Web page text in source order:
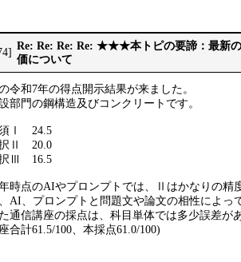
Re: Re: Re: Re: ★★★本トピの要諦：最新
価について
令和7年の得点開示結果が来ました。
部門の鋼構造及びコンクリートです。
Ⅰ 24.5
Ⅱ 20.0
Ⅲ 16.5
時点のAIやプロンプトでは、Ⅱはかなりの
AI、プロンプトと問題文や論文の相性によっ
通信講座の採点は、科目単体では多少誤差
合計61.5/100、本採点61.0/100)